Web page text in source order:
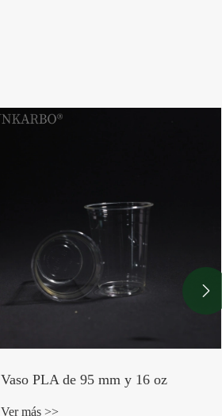
Tapa de taza de color natural para
